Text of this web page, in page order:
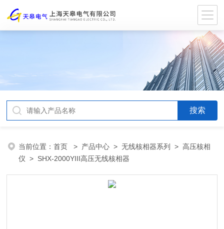
当前位置：首页 > 产品中心 >无线核相器系列 >高压核相
仪 > SHX-2000YIII高压无线核相器